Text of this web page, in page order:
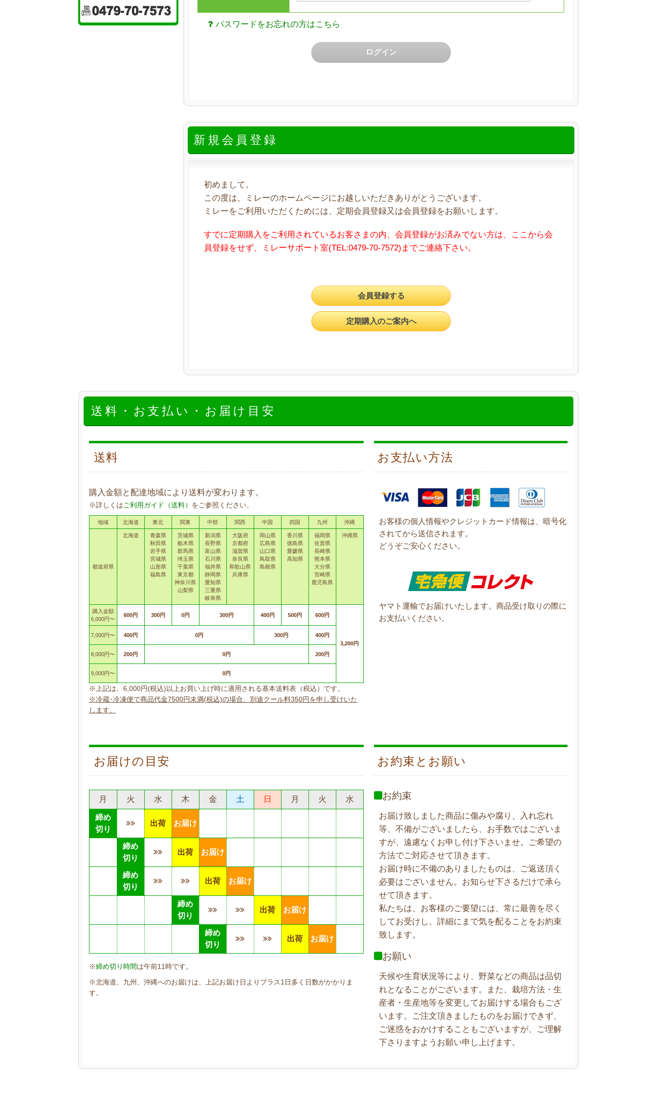
パスワードをお忘れの方はこちら
ログイン
新規会員登録
初めまして。
この度は、ミレーのホームページにお越しいただきありがとうございます。
ミレーをご利用いただくためには、定期会員登録又は会員登録をお願いします。
すでに定期購入をご利用されているお客さまの内、会員登録がお済みでない方は、ここから会
員登録をせず、ミレーサポート室(TEL:0479-70-7572)までご連絡下さい。
会員登録する
定期購入のご案内へ
送料・お支払い・お届け目安
送料
購入金額と配達地域により送料が変わります。
※詳しくはご利用ガイド（送料） をご参照ください。
地域 北海道 東北 関東 中部 関西 中国 四国 九州 沖縄
都道府県
北海道
青森県
秋田県
岩手県
宮城県
山形県
福島県
茨城県
栃木県
群馬県
埼玉県
千葉県
東京都
神奈川県
山梨県
新潟県
長野県
富山県
石川県
福井県
静岡県
愛知県
三重県
岐阜県
大阪府
京都府
滋賀県
奈良県
和歌山県
兵庫県
岡山県
広島県
山口県
鳥取県
島根県
香川県
徳島県
愛媛県
高知県
福岡県
佐賀県
長崎県
熊本県
大分県
宮崎県
鹿児島県
沖縄県
購入金額
6,000円〜
600円 300円 0円 300円 400円 500円 600円
3,200円
7,000円〜 400円 0円 300円 400円
8,000円〜 200円 0円 200円
9,000円〜 0円
※上記は、6,000円(税込)以上お買い上げ時に適用される基本送料表（税込）です。
※冷蔵･冷凍便で商品代金7500円未満(税込)の場合、別途クール料350円を申し受けいた
します。
お支払い方法
お客様の個人情報やクレジットカード情報は、暗号化
されてから送信されます。
どうぞご安心ください。
ヤマト運輸でお届けいたします。商品受け取りの際に
お支払いください。
お届けの目安
月 火 水 木 金 土 日 月 火 水
締め
切り
出荷 お届け
締め
切り
出荷 お届け
締め
切り
出荷 お届け
締め
切り
出荷 お届け
締め
切り
出荷 お届け
※締め切り時間は午前11時です。
※北海道、九州、沖縄へのお届けは、上記お届け日よりプラス1日多く日数がかかりま
す。
お約束とお願い
お約束
お届け致しました商品に傷みや腐り、入れ忘れ
等、不備がございましたら、お手数ではございま
すが、遠慮なくお申し付け下さいませ。ご希望の
方法でご対応させて頂きます。
お届け時に不備のありましたものは、ご返送頂く
必要はございません。お知らせ下さるだけで承ら
せて頂きます。
私たちは、お客様のご要望には、常に最善を尽く
してお受けし、詳細にまで気を配ることをお約束
致します。
お願い
天候や生育状況等により、野菜などの商品は品切
れとなることがございます。また、栽培方法・生
産者・生産地等を変更してお届けする場合もござ
います。ご注文頂きましたものをお届けできず、
ご迷惑をおかけすることもございますが、ご理解
下さりますようお願い申し上げます。